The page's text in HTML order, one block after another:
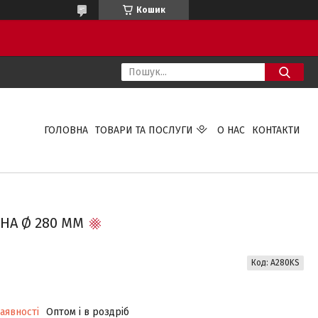
Кошик
ГОЛОВНА ТОВАРИ ТА ПОСЛУГИ О НАС КОНТАКТИ
Ø 280 ММ
Оптом і в роздріб
Код: A280KS